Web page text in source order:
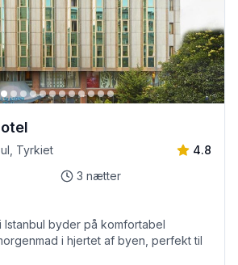
Tyrkiet
4.8
3 nætter
Istanbul byder på komfortabel
i hjertet af byen, perfekt til